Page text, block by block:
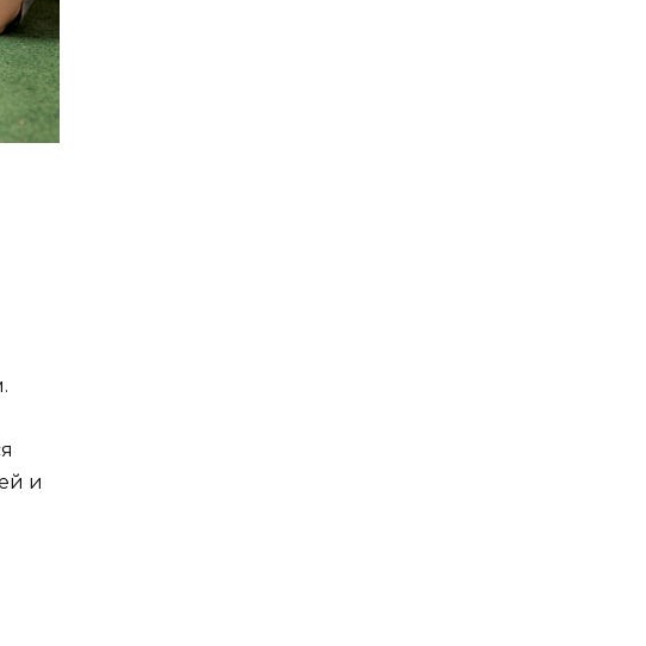
и